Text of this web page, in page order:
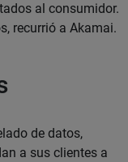
al consumidor.
recurrió a Akamai.
de datos,
a sus clientes a